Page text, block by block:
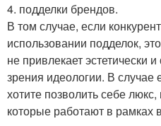
4. подделки брендов.
В том случае, если
использовании подделок,
не привлекает эстетически
зрения идеологии. В
хотите позволить себе
которые работают в рамках